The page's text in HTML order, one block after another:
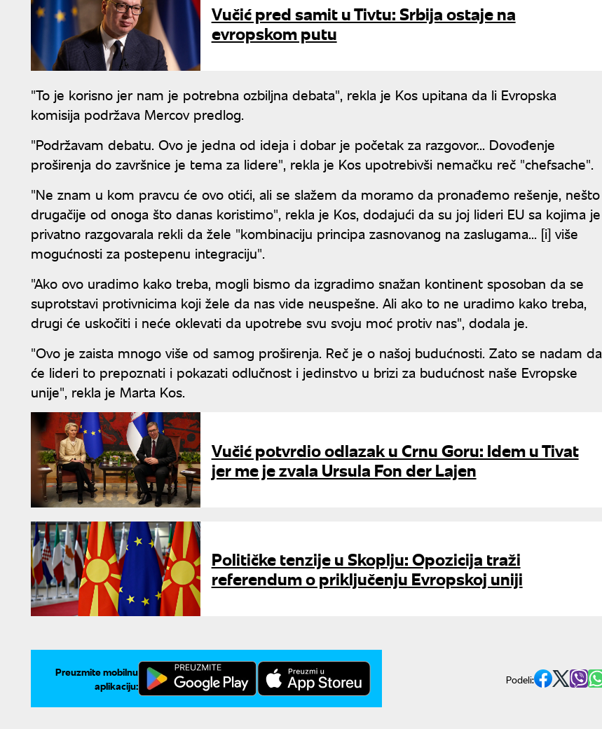
Vučić pred samit u Tivtu: Srbija ostaje na
evropskom putu
"To je korisno jer nam je potrebna ozbiljna debata", rekla je Kos upitana da li Evropska
komisija podržava Mercov predlog.
"Podržavam debatu. Ovo je jedna od ideja i dobar je početak za razgovor... Dovođenje
proširenja do završnice je tema za lidere", rekla je Kos upotrebivši nemačku reč "chefsache".
"Ne znam u kom pravcu će ovo otići, ali se slažem da moramo da pronađemo rešenje, nešto
drugačije od onoga što danas koristimo", rekla je Kos, dodajući da su joj lideri EU sa kojima je
privatno razgovarala rekli da žele "kombinaciju principa zasnovanog na zaslugama... [i] više
mogućnosti za postepenu integraciju".
"Ako ovo uradimo kako treba, mogli bismo da izgradimo snažan kontinent sposoban da se
suprotstavi protivnicima koji žele da nas vide neuspešne. Ali ako to ne uradimo kako treba,
drugi će uskočiti i neće oklevati da upotrebe svu svoju moć protiv nas", dodala je.
"Ovo je zaista mnogo više od samog proširenja. Reč je o našoj budućnosti. Zato se nadam da
će lideri to prepoznati i pokazati odlučnost i jedinstvo u brizi za budućnost naše Evropske
unije", rekla je Marta Kos.
Vučić potvrdio odlazak u Crnu Goru: Idem u Tivat
jer me je zvala Ursula Fon der Lajen
Političke tenzije u Skoplju: Opozicija traži
referendum o priključenju Evropskoj uniji
Preuzmite mobilnu
aplikaciju:
Podeli: